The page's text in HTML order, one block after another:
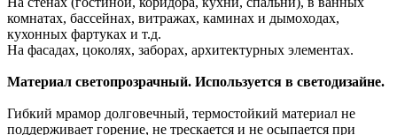
комнатах, бассейнах, витражах, каминах и дымоходах,
кухонных фартуках и т.д.
На фасадах, цоколях, заборах, архитектурных элементах.
Материал светопрозрачный. Используется в светодизайне.
Гибкий мрамор долговечный, термостойкий материал не
поддерживает горение, не трескается и не осыпается при